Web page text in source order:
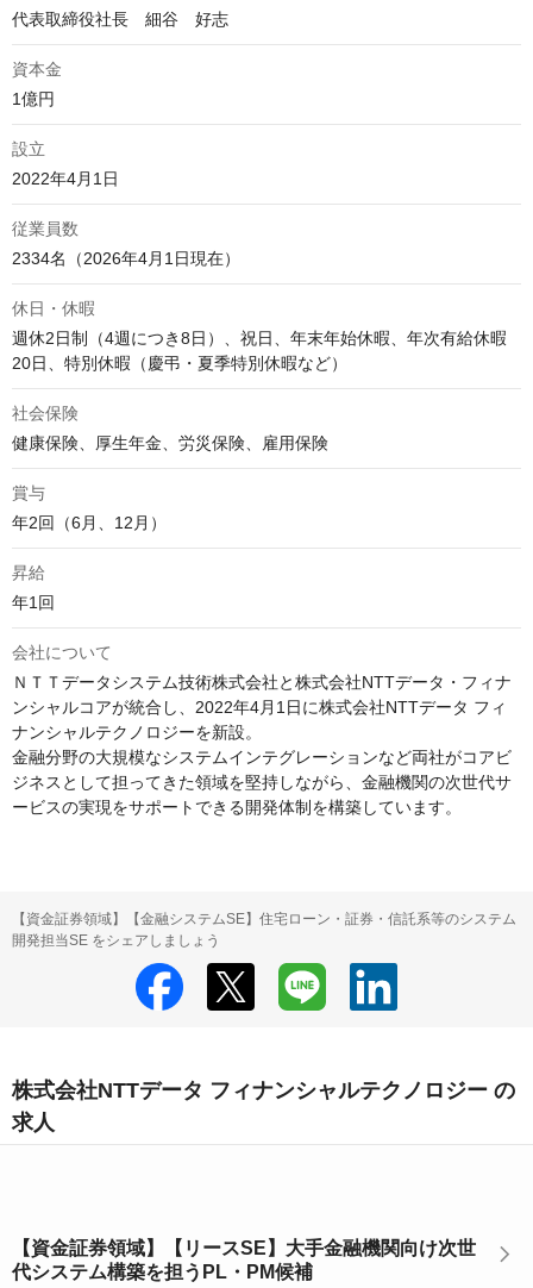
代表取締役社長　細谷　好志
資本金
1億円
設立
2022年4月1日
従業員数
2334名（2026年4月1日現在）
休日・休暇
週休2日制（4週につき8日）、祝日、年末年始休暇、年次有給休暇
20日、特別休暇（慶弔・夏季特別休暇など）
社会保険
健康保険、厚生年金、労災保険、雇用保険
賞与
年2回（6月、12月）
昇給
年1回
会社について
ＮＴＴデータシステム技術株式会社と株式会社NTTデータ・フィナ
ンシャルコアが統合し、2022年4月1日に株式会社NTTデータ フィ
ナンシャルテクノロジーを新設。
金融分野の大規模なシステムインテグレーションなど両社がコアビ
ジネスとして担ってきた領域を堅持しながら、金融機関の次世代サ
ービスの実現をサポートできる開発体制を構築しています。
【資金証券領域】【金融システムSE】住宅ローン・証券・信託系等のシステム
開発担当SE をシェアしましょう
株式会社NTTデータ フィナンシャルテクノロジー の
求人
【資金証券領域】【リースSE】大手金融機関向け次世
代システム構築を担うPL・PM候補